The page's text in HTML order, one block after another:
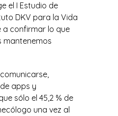
el I Estudio de
DKV para la Vida
a confirmar lo que
mantenemos
apps y
sólo el 45,2 % de
una vez al